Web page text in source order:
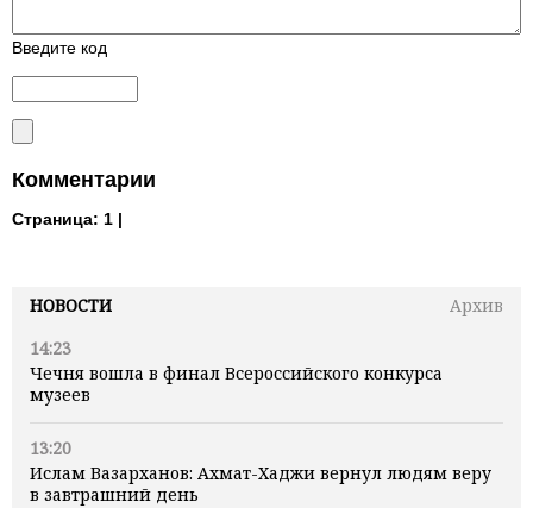
НОВОСТИ
Архив
14:23
Чечня вошла в финал Всероссийского конкурса
музеев
13:20
Ислам Вазарханов: Ахмат-Хаджи вернул людям веру
в завтрашний день
Введите код
Комментарии
Страница: 1 |